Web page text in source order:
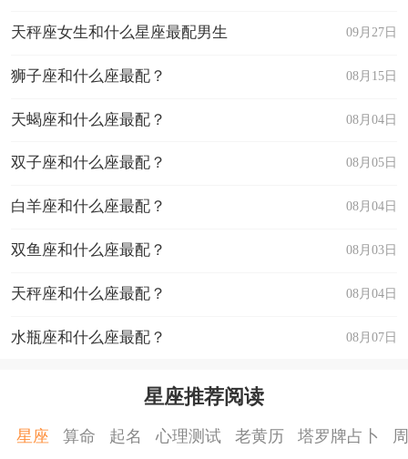
09月27日
天秤座女生和什么星座最配男生
08月15日
狮子座和什么座最配？
08月04日
天蝎座和什么座最配？
08月05日
双子座和什么座最配？
08月04日
白羊座和什么座最配？
08月03日
双鱼座和什么座最配？
08月04日
天秤座和什么座最配？
08月07日
水瓶座和什么座最配？
星座推荐阅读
星座 算命 起名 心理测试 老黄历 塔罗牌占卜